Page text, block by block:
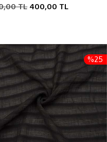
TL 400,00 TL
%25